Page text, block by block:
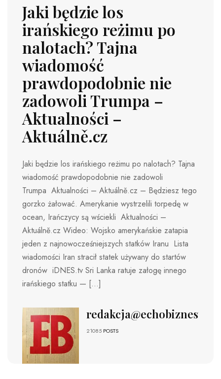
Jaki będzie los
irańskiego reżimu po
nalotach? Tajna
wiadomość
prawdopodobnie nie
zadowoli Trumpa –
Aktualności –
Aktuálně.cz
Jaki będzie los irańskiego reżimu po nalotach? Tajna
wiadomość prawdopodobnie nie zadowoli
Trumpa Aktualności – Aktuálně.cz – Będziesz tego
gorzko żałować. Amerykanie wystrzelili torpedę w
ocean, Irańczycy są wściekli Aktualności –
Aktuálně.cz Wideo: Wojsko amerykańskie zatapia
jeden z najnowocześniejszych statków Iranu Lista
wiadomości Iran stracił statek używany do startów
dronów iDNES.tv Sri Lanka ratuje załogę innego
irańskiego statku — […]
redakcja@echobiznesu.pl
21085 POSTS